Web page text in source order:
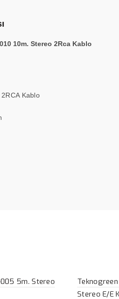
10m. Stereo 2Rca Kablo
Kablo
005 5m. Stereo
Stereo E/E